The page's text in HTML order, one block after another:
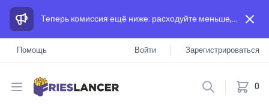
Теперь комиссия ещё ниже: расходуйте меньше, а зарабатывайте больше, чем на других площадках.
Помощь Войти Зарегистрироваться
Open menu 0